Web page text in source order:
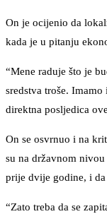
On je ocijenio da
kada je u pitanju
“Mene raduje što je
sredstva troše.
direktna posljedica
On se osvrnuo i na
su na državnom
prije dvije godine, i
“Zato treba da se